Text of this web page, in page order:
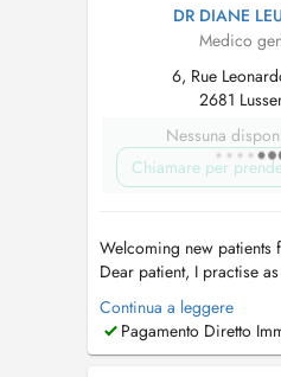
DR DIANE
Medico
6, Rue
2681
Nessuna
Chiamare per
Welcoming new patients
Dear patient, I practise
approachable GP,
holistic care for all ages,
personalised care,
Continua a leggere
Pagamento Diretto